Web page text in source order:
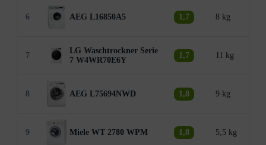
6 AEG L16850A5 1,7 8 kg
7
LG Waschtrockner Serie
7 W4WR70E6Y
1,7 11 kg
8 AEG L75694NWD 1,8 9 kg
9 Miele WT 2780 WPM 1,8 5,5 kg